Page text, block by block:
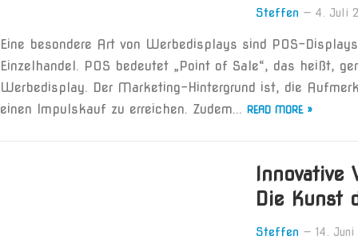
Steffen — 4. Juli
Eine besondere Art von Werbedisplays sind POS-
Einzelhandel. POS bedeutet „Point of Sale“, das heißt,
Werbedisplay. Der Marketing-Hintergrund ist, die
einen Impulskauf zu erreichen. Zudem... READ MORE »
Innovative
Die Kunst
Steffen — 14.